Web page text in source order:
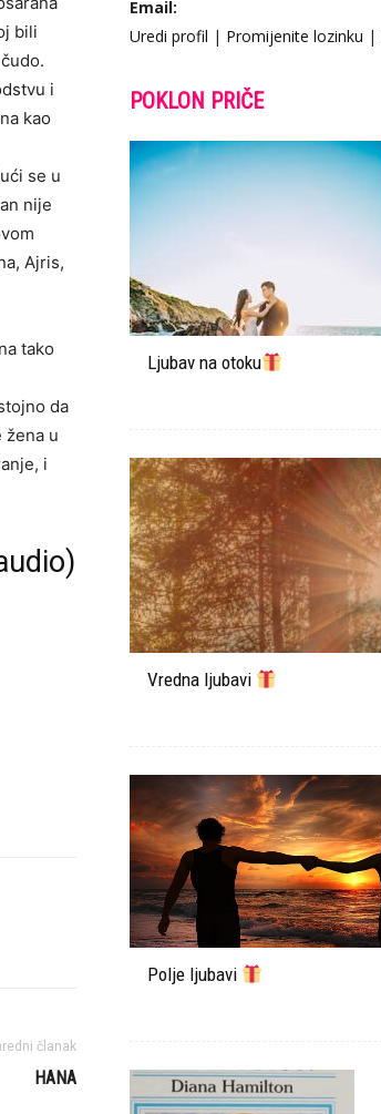
bili
i
kao
se u
nije
Ajris,
tako
da
žena u
i
članak
HANA
Email:
Uredi profil | Promijenite lozinku |
POKLON PRIČE
Ljubav na otoku
Vredna ljubavi
Polje ljubavi